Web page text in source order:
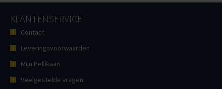
KLANTENSERVICE
Contact
Leveringsvoorwaarden
Mijn Pellikaan
Veelgestelde vragen